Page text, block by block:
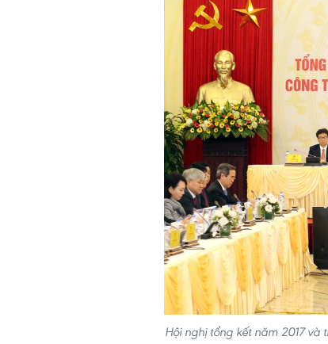
Hội nghị tổng kết năm 2017 và